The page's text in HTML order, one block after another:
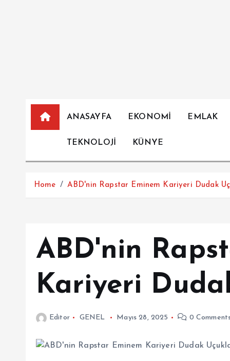
ANASAYFA EKONOMİ EMLAK
TEKNOLOJİ KÜNYE
Home ABD'nin Rapstar Eminem Kariyeri Dudak
ABD'nin
Kariyeri
Editor GENEL Mayıs 28, 2025 0